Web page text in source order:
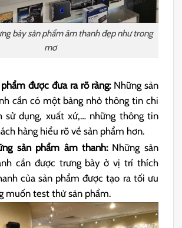
bày sản phẩm âm thanh đẹp như trong
mơ
được đưa ra rõ ràng:Những sản
cần có một bảng nhỏ thông tin chi
sử dụng, xuất xứ,… những thông tin
hàng hiểu rõ về sản phẩm hơn.
sản phẩm âm thanh:Những sản
cần được trưng bày ở vị trí thích
của sản phẩm được tạo ra tối ưu
muốn test thử sản phẩm.